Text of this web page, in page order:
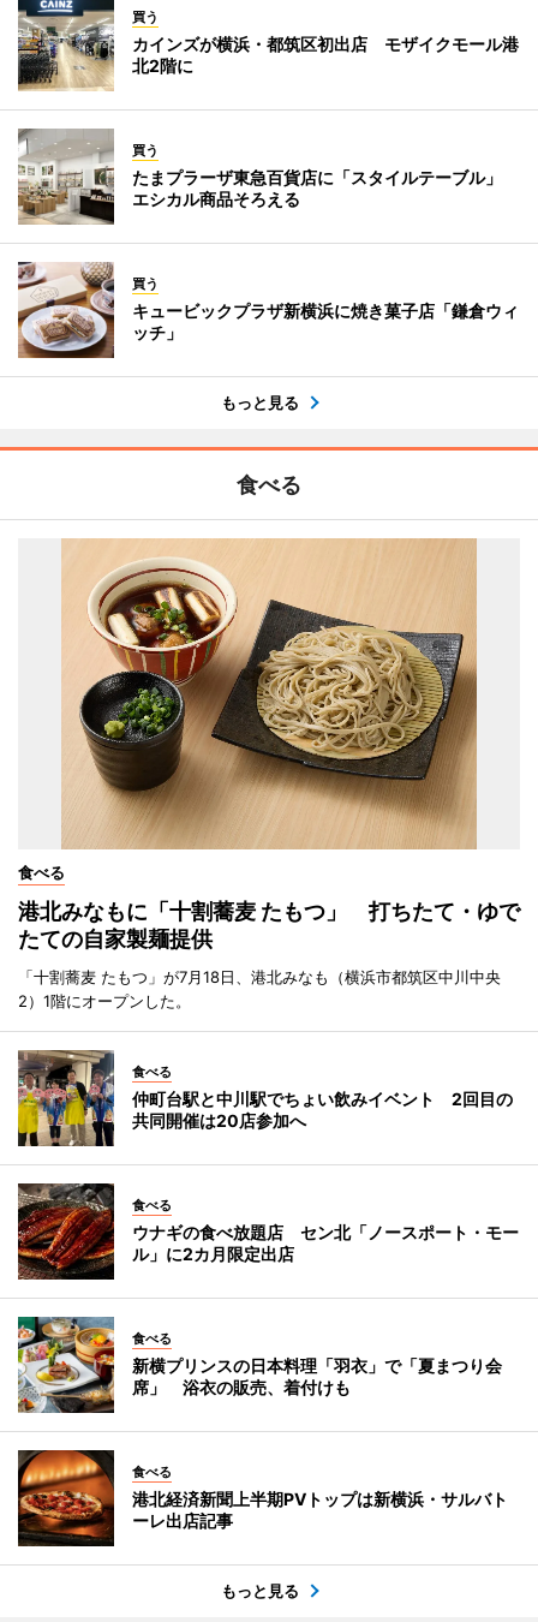
買う
カインズが横浜・都筑区初出店 モザイクモール港
北2階に
買う
たまプラーザ東急百貨店に「スタイルテーブル」
エシカル商品そろえる
買う
キュービックプラザ新横浜に焼き菓子店「鎌倉ウィ
ッチ」
もっと見る
食べる
食べる
港北みなもに「十割蕎麦 たもつ」 打ちたて・ゆで
たての自家製麺提供
「十割蕎麦 たもつ」が7月18日、港北みなも（横浜市都筑区中川中央
2）1階にオープンした。
食べる
仲町台駅と中川駅でちょい飲みイベント 2回目の
共同開催は20店参加へ
食べる
ウナギの食べ放題店 セン北「ノースポート・モー
ル」に2カ月限定出店
食べる
新横プリンスの日本料理「羽衣」で「夏まつり会
席」 浴衣の販売、着付けも
食べる
港北経済新聞上半期PVトップは新横浜・サルバト
ーレ出店記事
もっと見る